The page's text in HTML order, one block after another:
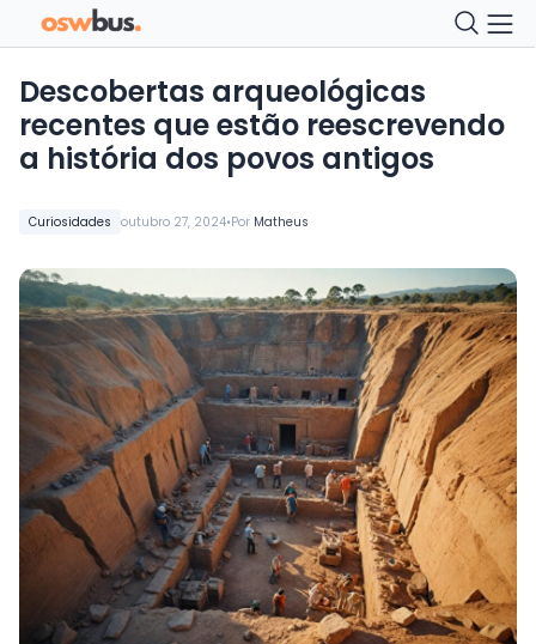
Curiosidades outubro 27, 2024•Por Matheus
Descobertas arqueológicas
recentes que estão reescrevendo
a história dos povos antigos